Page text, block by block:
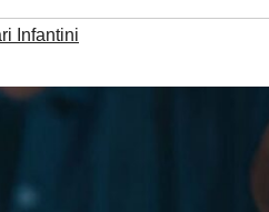
Infantini